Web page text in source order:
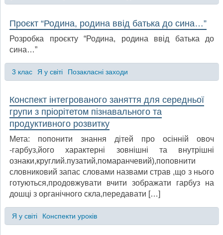
Проєкт “Родина, родина ввід батька до сина…”
Розробка проєкту “Родина, родина ввід батька до
сина…”
3 клас Я у світі Позакласні заходи
Конспект інтегрованого заняття для середньої
групи з пріорітетом пізнавального та
продуктивного розвитку
Мета: попонити знання дітей про осінній овоч
-гарбуз,його характерні зовнішні та внутрішні
ознаки,круглий.пузатий,помаранчевий),поповнити
словниковий запас словами назвами страв ,що з нього
готуються,продовжувати вчити зображати гарбуз на
дошці з органічного скла,передавати […]
Я у світі Конспекти уроків